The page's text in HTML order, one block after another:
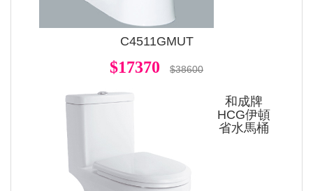
C4511GMUT
$17370 $38600
和成牌
HCG伊頓
省水馬桶